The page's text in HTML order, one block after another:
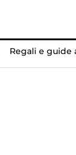
Regali e guide